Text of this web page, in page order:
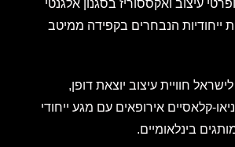
עיצוב ואקססוריז בסגנון אלגנטי
ייחודיות הנבחרים בקפידה ממיטב
חוויית עיצוב יוצאת דופן,
קלאסיים אירופאים עם מגע ייחודי
בינלאומיים.